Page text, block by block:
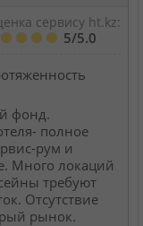
сервису ht.kz:
5/5.0
фонд.
полное
рум и
Много локаций
требуют
Отсутствие
рынок.